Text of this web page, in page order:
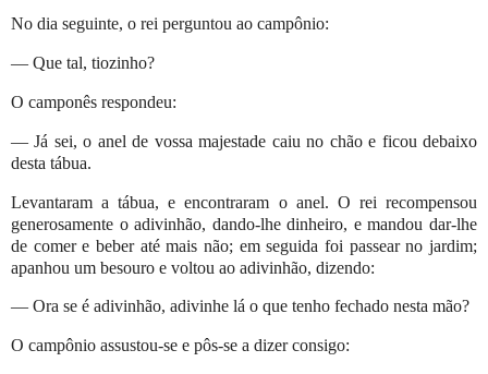
No dia seguinte, o rei perguntou ao campônio:
— Que tal, tiozinho?
O camponês respondeu:
— Já sei, o anel de vossa majestade caiu no chão e ficou debaixo
desta tábua.
Levantaram a tábua, e encontraram o anel. O rei recompensou
generosamente o adivinhão, dando-lhe dinheiro, e mandou dar-lhe
de comer e beber até mais não; em seguida foi passear no jardim;
apanhou um besouro e voltou ao adivinhão, dizendo:
— Ora se é adivinhão, adivinhe lá o que tenho fechado nesta mão?
O campônio assustou-se e pôs-se a dizer consigo: